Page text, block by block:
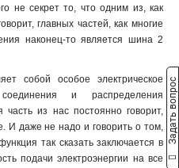
не секрет то, что одним из, как
главных частей, как многие
наконец-то является шина 2
собой особое электрическое
и распределения
из нас постоянно говорит,
И даже не надо и говорить о том,
так сказать заключается в
подачи электроэнергии на все
Задать вопрос